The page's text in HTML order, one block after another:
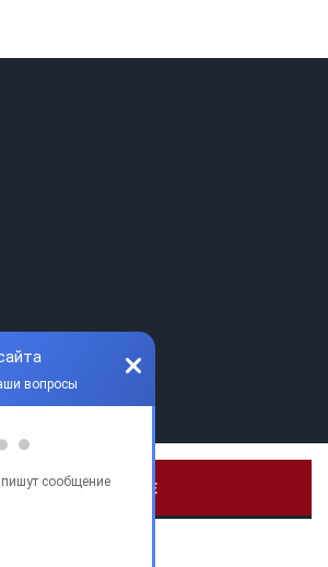
ХОЧУ ТАКУЮ ЖЕ